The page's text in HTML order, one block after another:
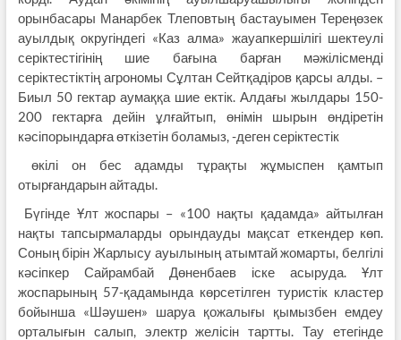
орынбасары Манарбек Тлеповтың бастауымен Тереңөзек
ауылдық округіндегі «Каз алма» жауапкершілігі шектеулі
серіктестігінің шие бағына барған мәжілісменді
серіктестіктің агрономы Сұлтан Сейтқадіров қарсы алды. –
Биыл 50 гектар аумаққа шие ектік. Алдағы жылдары 150-
200 гектарға дейін ұлғайтып, өнімін шырын өндіретін
кәсіпорындарға өткізетін боламыз, -деген серіктестік
өкілі он бес адамды тұрақты жұмыспен қамтып
отырғандарын айтады.
Бүгінде Ұлт жоспары – «100 нақты қадамда» айтылған
нақты тапсырмаларды орындауды мақсат еткендер көп.
Соның бірін Жарлысу ауылының атымтай жомарты, белгілі
кәсіпкер Сайрамбай Дөненбаев іске асыруда. Ұлт
жоспарының 57-қадамында көрсетілген туристік кластер
бойынша «Шәушен» шаруа қожалығы қымызбен емдеу
орталығын салып, электр желісін тартты. Тау етегінде